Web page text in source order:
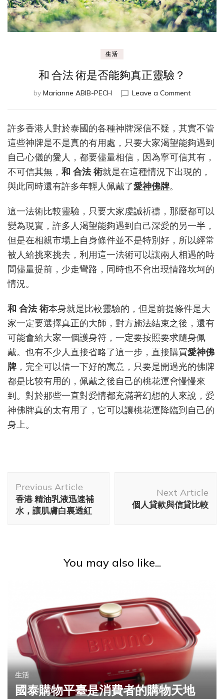
生活
和 合法 術是否能夠真正靈驗？
by Marianne ABIB-PECH Leave a Commenton
法
術
是
否
能
夠
靈
驗？
許多香港人對於泰國的各種神牌深信不疑，其實不管
這些神牌是不是真的有用處，只要大家渴望能夠遇到
自己心儀的愛人，都要儘量相信，因為寧可信其有，
不可信其無， 和 合法 術就是在這種情況下出現的，
與此同時還有許多年輕人佩戴了愛神佛牌。
這一法術比較靈驗，只要大家虔誠祈禱，那麼都可以
變為現實，許多人渴望能夠遇到自己深愛的另一半，
但是在相親市場上自身條件並不是特別好，所以經常
被人給挑來挑去，利用這一法術可以讓兩人相遇的時
間儘量提前，少走彎路，同時也不會出現情路坎坷的
情況。
和 合法 術本身就是比較靈驗的，但是前提條件是大
家一定要選擇真正的大師，對方施法結束之後，還有
可能會給大家一個護身符，一定要按照要求隨身佩
戴。也有不少人直接省略了這一步，直接購買愛神佛
牌 ，完全可以借一下好的寓意，只要是開過光的佛牌
都是比较有用的，佩戴之後自己的桃花運會慢慢來
到。對於那些一直對愛情都充滿著幻想的人來說，愛
神佛牌真的太有用了，它可以讓桃花運降臨到自己的
身上。
Navigation
Previous Article
香港 精油乳液迅速補
水，讓肌膚白裏透紅
Next Article
個人貸款與信貸比較
You may also like...
生活
國泰購物平臺是消費者的購物天地